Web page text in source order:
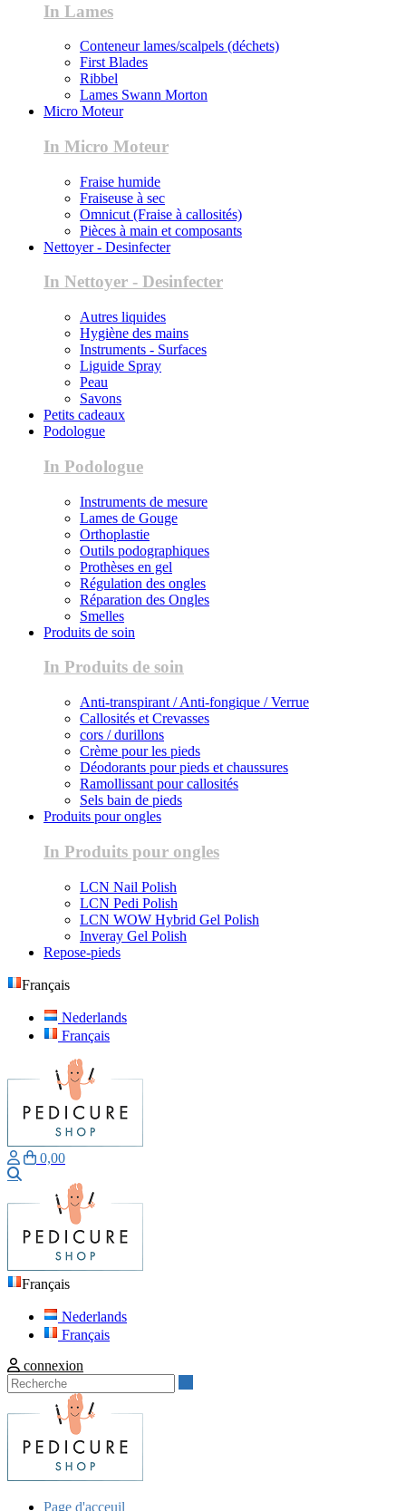
In Lames
Conteneur lames/scalpels (déchets)
First Blades
Ribbel
Lames Swann Morton
Micro Moteur
In Micro Moteur
Fraise humide
Fraiseuse à sec
Omnicut (Fraise à callosités)
Pièces à main et composants
Nettoyer - Desinfecter
In Nettoyer - Desinfecter
Autres liquides
Hygiène des mains
Instruments - Surfaces
Liguide Spray
Peau
Savons
Petits cadeaux
Podologue
In Podologue
Instruments de mesure
Lames de Gouge
Orthoplastie
Outils podographiques
Prothèses en gel
Régulation des ongles
Réparation des Ongles
Smelles
Produits de soin
In Produits de soin
Anti-transpirant / Anti-fongique / Verrue
Callosités et Crevasses
cors / durillons
Crème pour les pieds
Déodorants pour pieds et chaussures
Ramollissant pour callosités
Sels bain de pieds
Produits pour ongles
In Produits pour ongles
LCN Nail Polish
LCN Pedi Polish
LCN WOW Hybrid Gel Polish
Inveray Gel Polish
Repose-pieds
Français
Nederlands
Français
0,00
Français
Nederlands
Français
connexion
Page d'acceuil